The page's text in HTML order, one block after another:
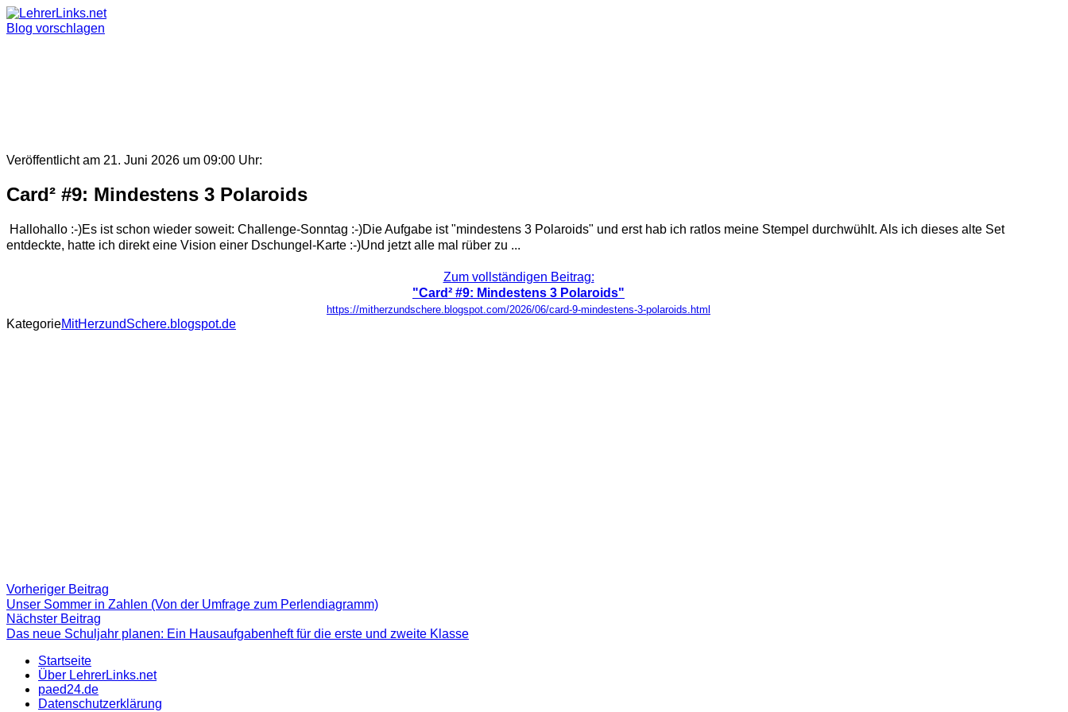
Skip
to
Blog vorschlagen
Veröffentlicht am 21. Juni 2026 um 09:00 Uhr:
Card² #9: Mindestens 3 Polaroids
Hallohallo :-)Es ist schon wieder soweit: Challenge-Sonntag :-)Die Aufgabe ist "mindestens 3 Polaroids" und erst hab ich ratlos meine Stempel durchwühlt. Als ich dieses alte Set
entdeckte, hatte ich direkt eine Vision einer Dschungel-Karte :-)Und jetzt alle mal rüber zu ...
Zum vollständigen Beitrag:
"Card² #9: Mindestens 3 Polaroids"
https://mitherzundschere.blogspot.com/2026/06/card-9-mindestens-3-polaroids.html
KategorieMitHerzundSchere.blogspot.de
Beitragsnavigation
Vorheriger Beitrag
Beitrag:
Unser Sommer in Zahlen (Von der Umfrage zum Perlendiagramm)
Nächster Beitrag
Beitrag
Das neue Schuljahr planen: Ein Hausaufgabenheft für die erste und zweite Klasse
Startseite
Über LehrerLinks.net
paed24.de
Datenschutzerklärung